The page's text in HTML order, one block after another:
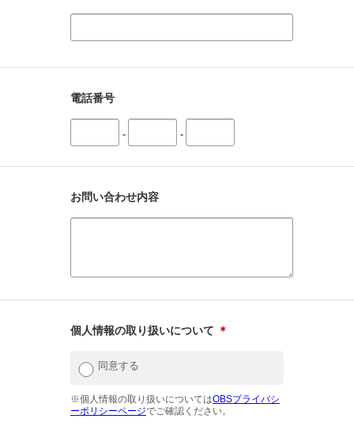
電話番号
- -
お問い合わせ内容
個人情報の取り扱いについて ＊
同意する
※個人情報の取り扱いについてはOBSプライバシ
ーポリシーページでご確認ください。